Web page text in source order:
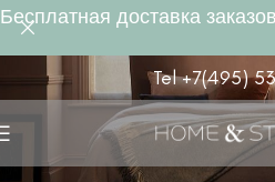
Tel +7(495)
Бесплатная доставка